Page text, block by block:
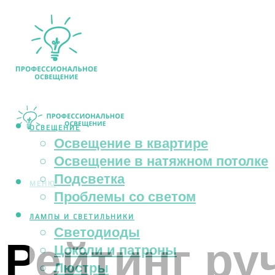
ОСВЕЩЕНИЕ
Освещение в квартире
Освещение в натяжном потолке
Подсветка
Проблемы со светом
ЛАМПЫ И СВЕТИЛЬНИКИ
Светодиоды
Цоколи и патроны
Люстры
МЕНЮ
Рейтинг